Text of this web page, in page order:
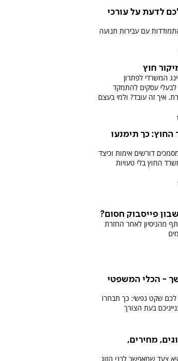
לדעת על עורכי
עם עבירות תנועה
חוץ
המשרדי לפתרון
עסקים להתמקד
בצמיחה במקום בניירת. איך זה עובד? ולמי בעצם
כך תימנעו
דורשים אימות וכיצד
החוץ בלי טעויות
פייסבוק חסום?
מהניסיון לאחר החזרת
- הכלי המשפטי
שקט נפשי: כך תבחרו
בעת הצורך
מחירים,
צעד שמאפשר לבני הזוג